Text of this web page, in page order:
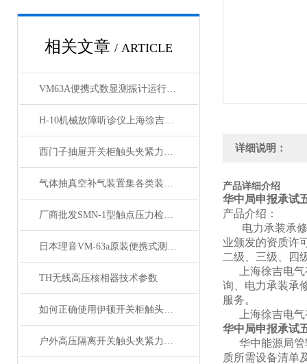
相关文章 / ARTICLE
VM63A便携式数显测振计运行参数
H-10机械故障听诊仪上海徐吉大量供应
西门子抽屉开关柜触头夹紧力检测仪的性能分析
气体抽真空补气装置集各类装置于一身
厂商批发SMN-1型触点压力检测仪
日本理音VM-63a原装便携式测振仪 vm63a测振仪供应商
TH无线高压核相器技术参数
如何正确使用伊顿开关柜触头夹紧力检测仪？
户外高压隔离开关触头夹紧力测试仪的应用范围
详细说明：
产品详细介绍
华中局申报承试
产品介绍：
电力承装承修
业颁发的资质许
二级、三级、四
上海徐吉电气
询、电力承装承
服务。
上海徐吉电气
华中局申报承试
华中能源局管
质所需设备清单